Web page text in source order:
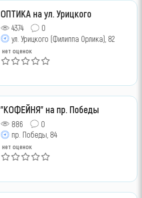
ОПТИКА на ул. Урицкого
4374
0
ул. Урицкого (Филиппа Орлика), 82
нет оценок
"КОФЕЙНЯ" на пр. Победы
886
0
пр. Победы, 84
нет оценок